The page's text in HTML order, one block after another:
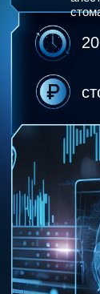
«Паника — это
Освойте
в